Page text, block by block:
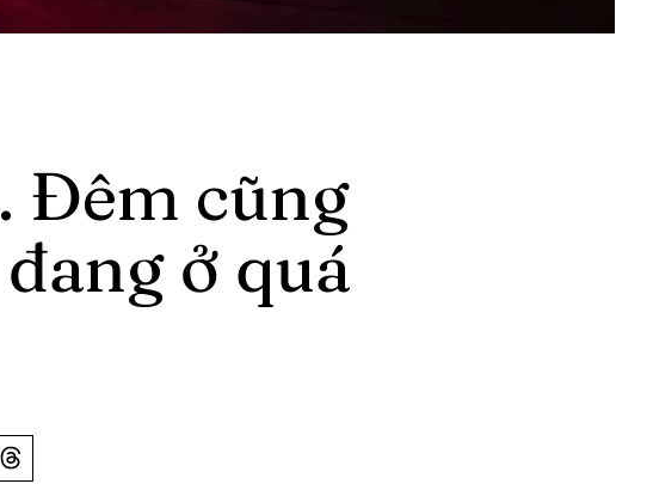
Đêm cũng
ở quá